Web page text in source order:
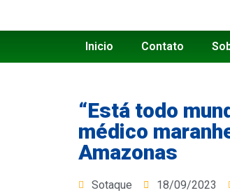
Inicio Contato
“Está todo
médico
Amazonas
Sotaque 18/09/2023